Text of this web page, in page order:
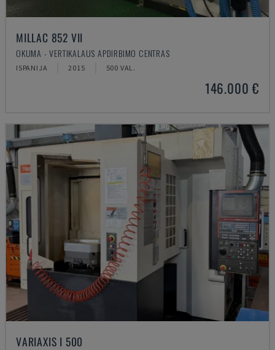
MILLAC 852 VII
OKUMA - VERTIKALAUS APDIRBIMO CENTRAS
ISPANIJA 2015 500 VAL.
146.000 €
VARIAXIS I 500